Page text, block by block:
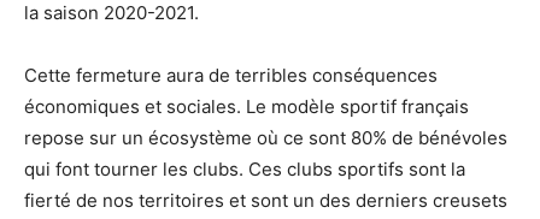
la saison 2020-2021.
Cette fermeture aura de terribles conséquences
économiques et sociales. Le modèle sportif français
repose sur un écosystème où ce sont 80% de bénévoles
qui font tourner les clubs. Ces clubs sportifs sont la
fierté de nos territoires et sont un des derniers creusets